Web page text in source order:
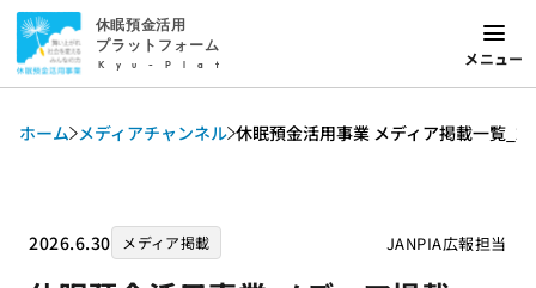
休眠預金活用
プラットフォーム
Kyu-Plat メニュー
ホーム メディアチャンネル 休眠預金活用事業 メディア掲載一覧
2026.6.30 メディア掲載 JANPIA広報担当